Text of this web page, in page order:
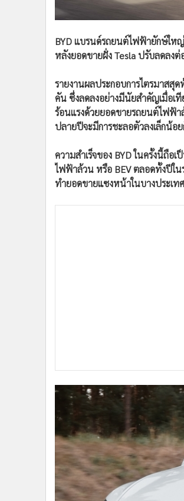
Celeb Online
Gotomanager
BYD แบรนด์รถยนต์ไฟฟ้ายักษ์ให
หลังยอดขายฝั่ง Tesla ปรับลดลง
รายงานผลประกอบการไตรมาสสุ
คัน ซึ่งลดลงอย่างมีนัยสำคัญเมื่อเ
ร้อนแรงด้วยยอดขายรถยนต์ไฟฟ้
ปลายปีจะมีการชะลอตัวลงเล็กน้อ
ความสำเร็จของ BYD ในครั้งนี้ถือ
ไฟฟ้าล้วน หรือ BEV ตลอดทั้งปีใ
ทำยอดขายแซงหน้าในบางประเท